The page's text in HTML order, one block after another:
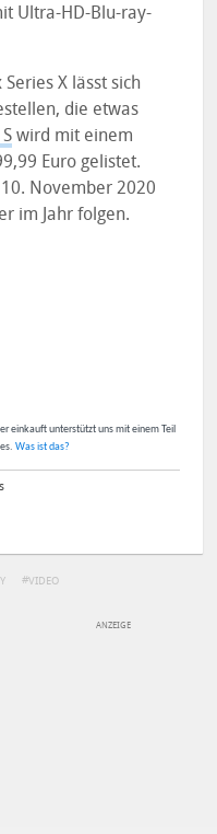
Ultra-HD-Blu-ray-
X lässt sich
die etwas
wird mit einem
Euro gelistet.
November 2020
im Jahr folgen.
einkauft unterstützt uns mit einem Teil
Was ist das?
VIDEO